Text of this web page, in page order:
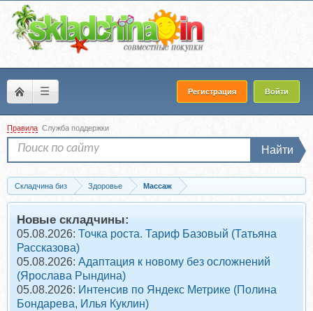
☰ Регистрация Войти
Правила Служба поддержки
Найти
Складчина биз Здоровье
Массаж
Скачать [Linbao] Цинейзцан Массаж внутренних органов (Эндрю Фретвелл)
Новые складчины:
05.08.2026: Точка роста. Тариф Базовый (Татьяна
Рассказова)
05.08.2026: Адаптация к новому без осложнений
(Ярослава Рындина)
05.08.2026: Интенсив по Яндекс Метрике (Полина
Бондарева, Илья Куклин)